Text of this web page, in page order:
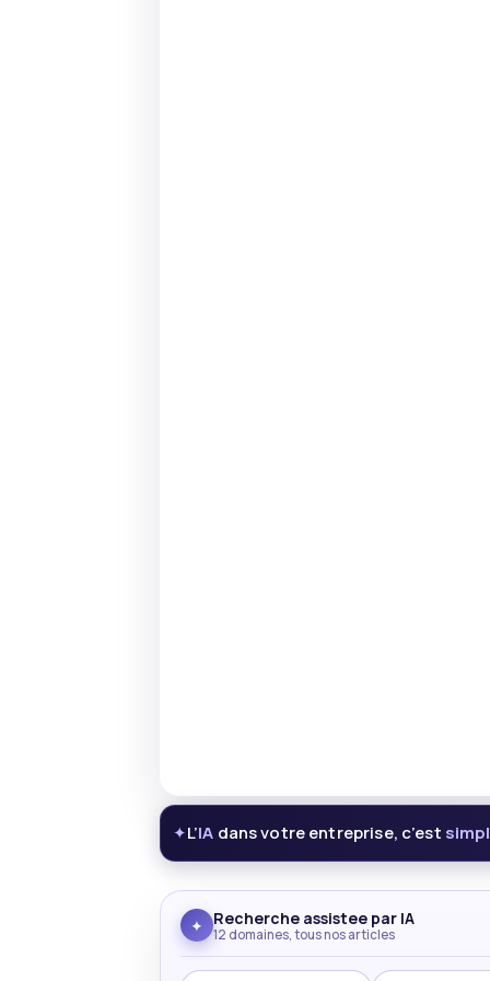
✦L’IA dans votre entreprise, c’est
✦ Recherche assistee par IA
12 domaines, tous nos articles